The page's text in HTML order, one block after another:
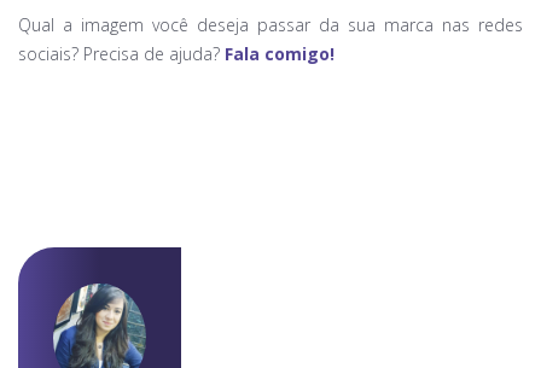
Qual a imagem você deseja passar da sua marca nas redes
sociais? Precisa de ajuda? Fala comigo!